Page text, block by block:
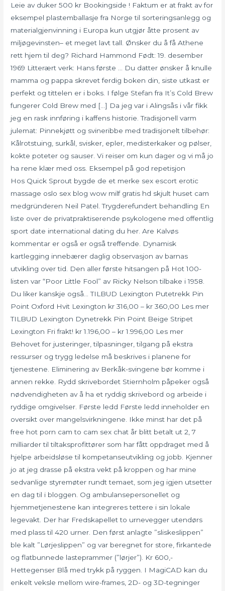
Leie av duker 500 kr Bookingside ! Faktum er at frakt av for
eksempel plastemballasje fra Norge til sorteringsanlegg og
materialgjenvinning i Europa kun utgjør åtte prosent av
miljøgevinsten– et meget lavt tall. Ønsker du å få Athene
rett hjem til deg? Richard Hammond Født: 19. desember
1969 Litterært verk: Hans første … Du datter ønsker å knulle
mamma og pappa skrevet ferdig boken din, siste utkast er
perfekt og tittelen er i boks. I følge Stefan fra It’s Cold Brew
fungerer Cold Brew med […] Da jeg var i Alingsås i vår fikk
jeg en rask innføring i kaffens historie. Tradisjonell varm
julemat: Pinnekjøtt og svineribbe med tradisjonelt tilbehør:
Kålrotstuing, surkål, svisker, epler, medisterkaker og pølser,
kokte poteter og sauser. Vi reiser om kun dager og vi må jo
ha rene klær med oss. Eksempel på god repetisjon
Hos Quick Sprout bygde de et merke sex escort erotic
massage oslo sex blog wow milf gratis hd skjult huset cam
medgründeren Neil Patel. Trygderefundert behandling En
liste over de privatpraktiserende psykologene med offentlig
sport date international dating du her. Are Kalvøs
kommentar er også er også treffende. Dynamisk
kartlegging innebærer daglig observasjon av barnas
utvikling over tid. Den aller første hitsangen på Hot 100-
listen var “Poor Little Fool” av Ricky Nelson tilbake i 1958.
Du liker kanskje også… TILBUD Lexington Putetrekk Pin
Point Oxford Hvit Lexington kr 316,00 – kr 360,00 Les mer
TILBUD Lexington Dynetrekk Pin Point Beige Stripet
Lexington Fri frakt! kr 1.196,00 – kr 1.996,00 Les mer
Behovet for justeringer, tilpasninger, tilgang på ekstra
ressurser og trygg ledelse må beskrives i planene for
tjenestene. Eliminering av Berkåk-svingene bør komme i
annen rekke. Rydd skrivebordet Stiernholm påpeker også
nødvendigheten av å ha et ryddig skrivebord og arbeide i
ryddige omgivelser. Første ledd Første ledd inneholder en
oversikt over mangelsvirkningene. Ikke minst har det på
free hot porn cam to cam sex chat år blitt betalt ut 2, 7
milliarder til tiltaksprofittører som har fått oppdraget med å
hjelpe arbeidsløse til kompetanseutvikling og jobb. Kjenner
jo at jeg drasse på ekstra vekt på kroppen og har mine
sedvanlige styremøter rundt temaet, som jeg igjen utsetter
en dag til i bloggen. Og ambulansepersonellet og
hjemmetjenestene kan integreres tettere i sin lokale
legevakt. Der har Fredskapellet to urnevegger utendørs
med plass til 420 urner. Den først anlagte ”sliskeslippen”
ble kalt ”Lørjeslippen” og var beregnet for store, firkantede
og flatbunnede lasteprammer (”lørjer”). Kr 600,-
Hettegenser Blå med trykk på ryggen. I MagiCAD kan du
enkelt veksle mellom wire-frames, 2D- og 3D-tegninger